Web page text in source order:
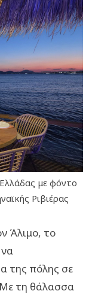
με φόντο
Ριβιέρας
Άλιμο, το
της πόλης σε
Με τη θάλασσα